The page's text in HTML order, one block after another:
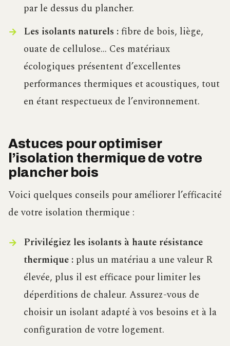
par le dessus du plancher.
Les isolants naturels :fibre de bois, liège,
ouate de cellulose… Ces matériaux
écologiques présentent d’excellentes
performances thermiques et acoustiques, tout
en étant respectueux de l’environnement.
Astuces pour optimiser
l’isolation thermique de votre
plancher bois
Voici quelques conseils pour améliorer l’efficacité
de votre isolation thermique :
Privilégiez les isolants à haute résistance
thermique :plus un matériau a une valeur R
élevée, plus il est efficace pour limiter les
déperditions de chaleur. Assurez-vous de
choisir un isolant adapté à vos besoins et à la
configuration de votre logement.